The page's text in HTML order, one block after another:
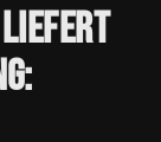
liefert